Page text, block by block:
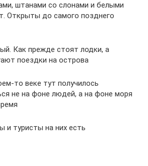
штанами со слонами и белыми
Открыты до самого позднего
Как прежде стоят лодки, а
поездки на острова
то веке тут получилось
не на фоне людей, а на фоне моря
и туристы на них есть